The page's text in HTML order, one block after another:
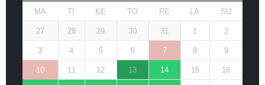
MA TI KE TO PE LA SU
27 28 29 30 31 1 2
3 4 5 6 7 8 9
10 11 12 13 14 15 16